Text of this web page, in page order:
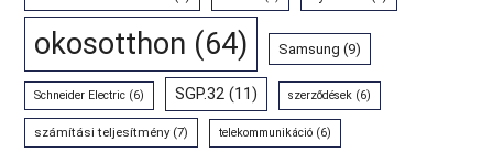
okosotthon (64) Samsung (9)
Schneider Electric (6) SGP.32 (11) szerződések (6)
számítási teljesítmény(7) telekommunikáció (6)